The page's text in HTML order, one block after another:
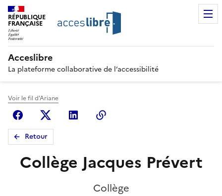
RÉPUBLIQUE
FRANÇAISE
Acceslibre
La plateforme collaborative de l’accessibilité
Voir le fil d'Ariane
FacebookX (anciennement Twitter)
Linkedin
Retour
Collège Jacques Prévert
Collège